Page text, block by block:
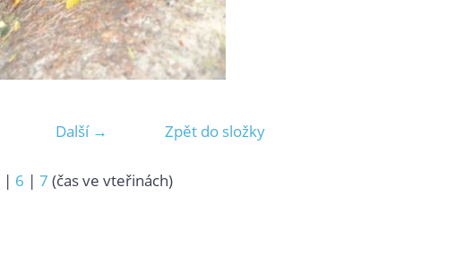
Další → Zpět do složky
| 6 | 7 (čas ve vteřinách)